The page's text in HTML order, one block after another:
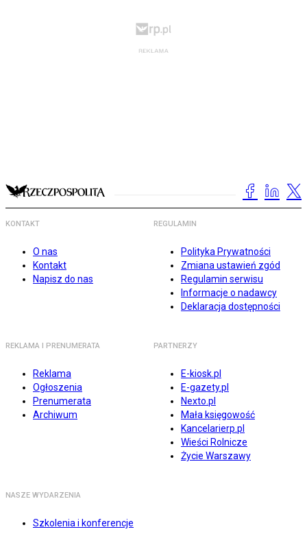
KONTAKT
O nas
Kontakt
Napisz do nas
REGULAMIN
Polityka Prywatności
Zmiana ustawień zgód
Regulamin serwisu
Informacje o nadawcy
Deklaracja dostępności
REKLAMA I PRENUMERATA
Reklama
Ogłoszenia
Prenumerata
Archiwum
PARTNERZY
E-kiosk.pl
E-gazety.pl
Nexto.pl
Mała księgowość
Kancelarierp.pl
Wieści Rolnicze
Życie Warszawy
NASZE WYDARZENIA
Szkolenia i konferencje